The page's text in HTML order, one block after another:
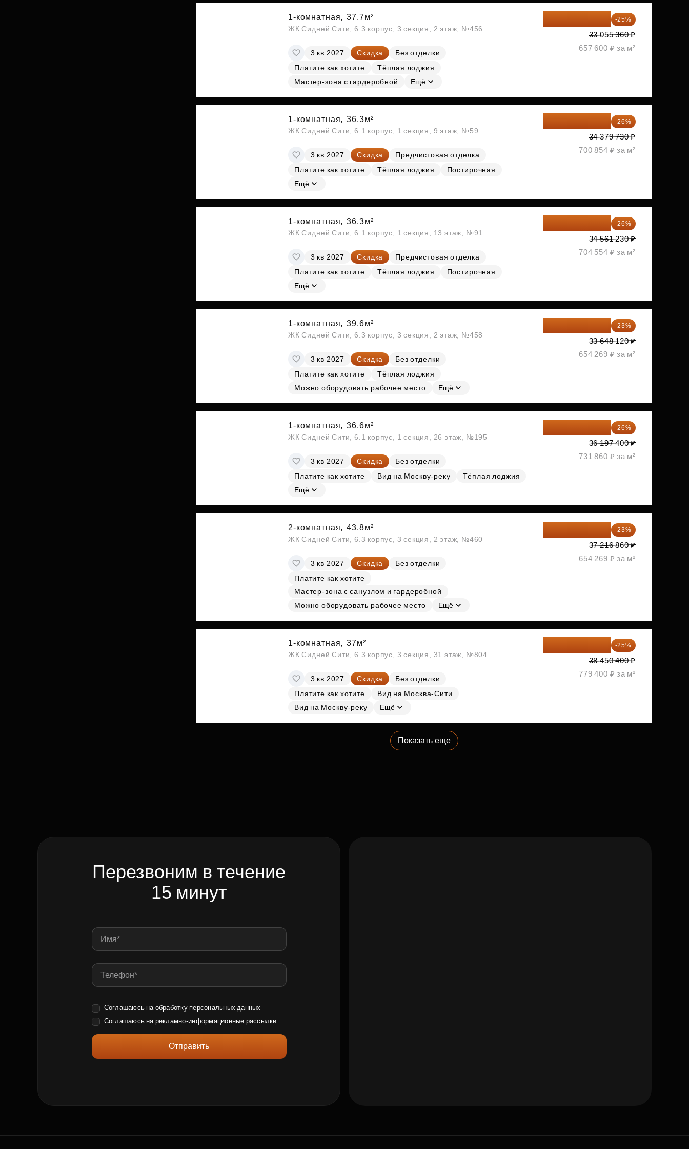
1-комнатная, 37.7м²
ЖК Сидней Сити, 6.3 корпус, 3 секция, 2 этаж, №456
3 кв 2027 Скидка
Без отделки
Платите как хотите
Тёплая лоджия
Мастер-зона с гардеробной
Ещё
-25%
33 055 360 ₽
657 600 ₽ за м²
1-комнатная, 36.3м²
ЖК Сидней Сити, 6.1 корпус, 1 секция, 9 этаж, №59
3 кв 2027 Скидка
Предчистовая отделка
Платите как хотите
Тёплая лоджия
Постирочная
Ещё
-26%
34 379 730 ₽
700 854 ₽ за м²
1-комнатная, 36.3м²
ЖК Сидней Сити, 6.1 корпус, 1 секция, 13 этаж, №91
3 кв 2027 Скидка
Предчистовая отделка
Платите как хотите
Тёплая лоджия
Постирочная
Ещё
-26%
34 561 230 ₽
704 554 ₽ за м²
1-комнатная, 39.6м²
ЖК Сидней Сити, 6.3 корпус, 3 секция, 2 этаж, №458
3 кв 2027 Скидка
Без отделки
Платите как хотите
Тёплая лоджия
Можно оборудовать рабочее место
Ещё
-23%
33 648 120 ₽
654 269 ₽ за м²
1-комнатная, 36.6м²
ЖК Сидней Сити, 6.1 корпус, 1 секция, 26 этаж, №195
3 кв 2027 Скидка
Без отделки
Платите как хотите
Вид на Москву-реку
Тёплая лоджия
Ещё
-26%
36 197 400 ₽
731 860 ₽ за м²
2-комнатная, 43.8м²
ЖК Сидней Сити, 6.3 корпус, 3 секция, 2 этаж, №460
3 кв 2027 Скидка
Без отделки
Платите как хотите
Мастер-зона с санузлом и гардеробной
Можно оборудовать рабочее место
Ещё
-23%
37 216 860 ₽
654 269 ₽ за м²
1-комнатная, 37м²
ЖК Сидней Сити, 6.3 корпус, 3 секция, 31 этаж, №804
3 кв 2027 Скидка
Без отделки
Платите как хотите
Вид на Москва-Сити
Вид на Москву-реку
Ещё
-25%
38 450 400 ₽
779 400 ₽ за м²
Показать еще
Перезвоним в течение
15 минут
Соглашаюсь на обработку персональных данных
Соглашаюсь на рекламно-информационные рассылки
Отправить